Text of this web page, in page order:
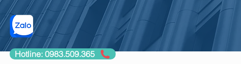
Hotline: 0983.509.365